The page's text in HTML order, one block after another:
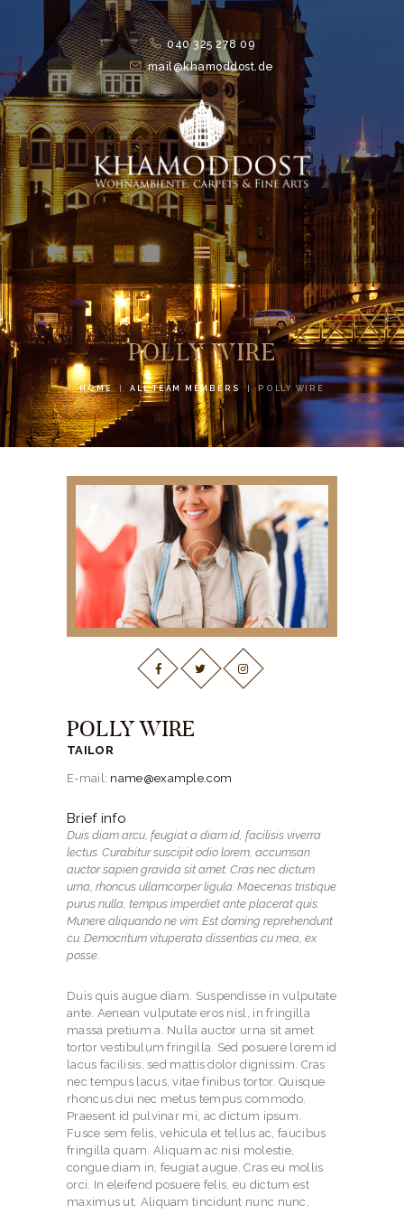
040 325 278 09
mail@khamoddost.de
POLLY WIRE
HOME ALL TEAM MEMBERS POLLY WIRE
HOME
FEATURES
ABOUT
SUITS
NEWS
CONTACTS
POLLY WIRE
TAILOR
E-mail: name@example.com
Brief info
Duis diam arcu, feugiat a diam id, facilisis viverra
lectus. Curabitur suscipit odio lorem, accumsan
auctor sapien gravida sit amet. Cras nec dictum
urna, rhoncus ullamcorper ligula. Maecenas tristique
purus nulla, tempus imperdiet ante placerat quis.
Munere aliquando ne vim. Est doming reprehendunt
cu. Democritum vituperata dissentias cu mea, ex
posse.
Duis quis augue diam. Suspendisse in vulputate
ante. Aenean vulputate eros nisl, in fringilla
massa pretium a. Nulla auctor urna sit amet
tortor vestibulum fringilla. Sed posuere lorem id
lacus facilisis, sed mattis dolor dignissim. Cras
nec tempus lacus, vitae finibus tortor. Quisque
rhoncus dui nec metus tempus commodo.
Praesent id pulvinar mi, ac dictum ipsum.
Fusce sem felis, vehicula et tellus ac, faucibus
fringilla quam. Aliquam ac nisi molestie,
congue diam in, feugiat augue. Cras eu mollis
orci. In eleifend posuere felis, eu dictum est
maximus ut. Aliquam tincidunt nunc nunc,